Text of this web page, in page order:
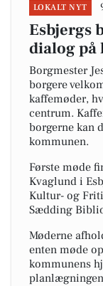
LOKALT NYT
Esbjergs
dialog på
Borgmester
borgere
kaffemøder,
centrum.
borgerne kan
kommunen.
Første møde
Kvaglund i
Kultur- og
Sædding
Møderne
enten møde
kommunens